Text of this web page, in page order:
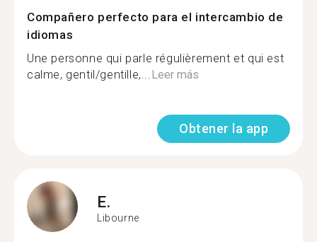
Compañero perfecto para el intercambio de
idiomas
Une personne qui parle régulièrement et qui est
calme, gentil/gentille,...Leer más
Obtener la app
E.
Libourne